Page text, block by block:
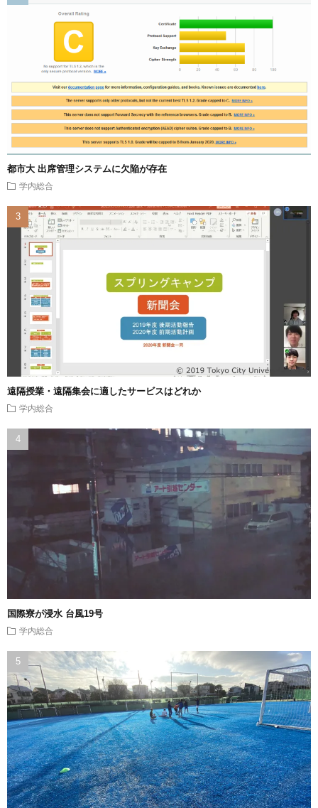
都市大 出席管理システムに欠陥が存在
学内総合
遠隔授業・遠隔集会に適したサービスはどれか
学内総合
国際寮が浸水 台風19号
学内総合